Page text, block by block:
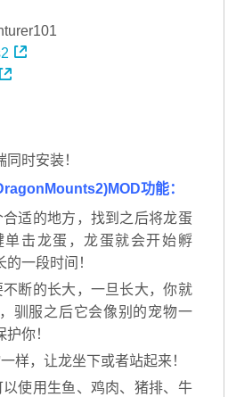
时安装！
功能：
适的地方，找到之后将龙蛋
击龙蛋，龙蛋就会开始孵
一段时间！
断的长大，一旦长大，你就
驯服之后它会像别的宠物一
你！
样，让龙坐下或者站起来！
使用生鱼、鸡肉、猪排、牛